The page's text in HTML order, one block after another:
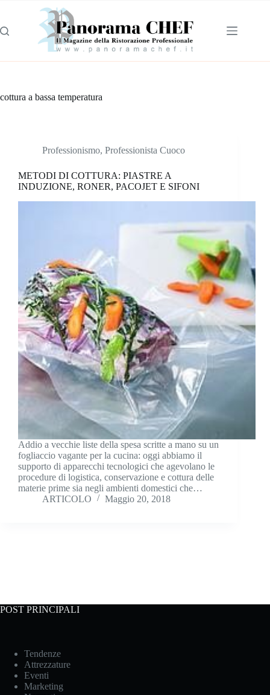
cottura a bassa temperatura
Professionismo, Professionista Cuoco
METODI DI COTTURA: PIASTRE A
INDUZIONE, RONER, PACOJET E SIFONI
Addio a vecchie liste della spesa scritte a mano su un
fogliaccio vagante per la cucina: oggi abbiamo il
supporto di apparecchi tecnologici che agevolano le
procedure di logistica, conservazione e cottura delle
materie prime sia negli ambienti domestici che…
ARTICOLO
Maggio 20, 2018
POST PRINCIPALI
Tendenze
Attrezzature
Eventi
Marketing